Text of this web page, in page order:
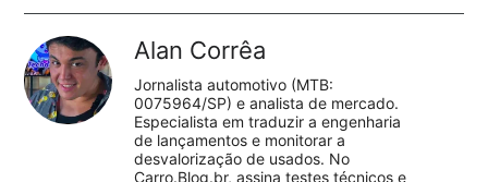
Alan Corrêa
Jornalista automotivo (MTB:
0075964/SP) e analista de mercado.
Especialista em traduzir a engenharia
de lançamentos e monitorar a
desvalorização de usados. No
Carro.Blog.br, assina testes técnicos e